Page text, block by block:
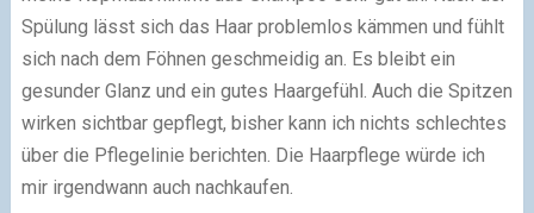
Spülung lässt sich das Haar problemlos kämmen und fühlt
sich nach dem Föhnen geschmeidig an. Es bleibt ein
gesunder Glanz und ein gutes Haargefühl. Auch die Spitzen
wirken sichtbar gepflegt, bisher kann ich nichts schlechtes
über die Pflegelinie berichten. Die Haarpflege würde ich
mir irgendwann auch nachkaufen.